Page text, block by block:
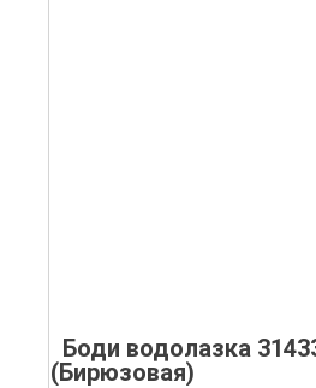
Боди водолазка
(Бирюзовая)